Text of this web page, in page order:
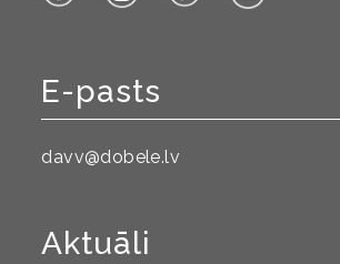
E-pasts
davv@dobele.lv
Aktuāli